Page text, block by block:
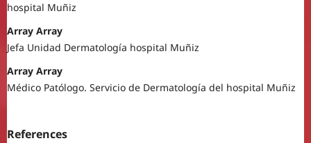
hospital Muñiz
Array Array
Jefa Unidad Dermatología hospital Muñiz
Array Array
Médico Patólogo. Servicio de Dermatología del hospital Muñiz
References